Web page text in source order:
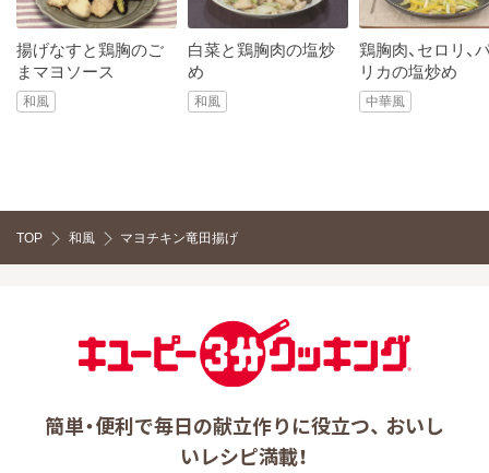
揚げなすと鶏胸のご
まマヨソース
和風
白菜と鶏胸肉の塩炒
め
和風
鶏胸肉、セロリ、
リカの塩炒め
中華風
TOP 和風 マヨチキン竜田揚げ
簡単・便利で毎日の献立作りに役立つ、 おいし
いレシピ満載！